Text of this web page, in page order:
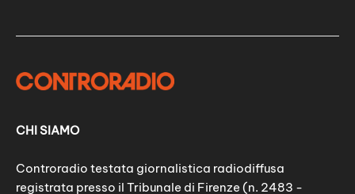
CHI SIAMO
Controradio testata giornalistica radiodiffusa
registrata presso il Tribunale di Firenze (n. 2483 -